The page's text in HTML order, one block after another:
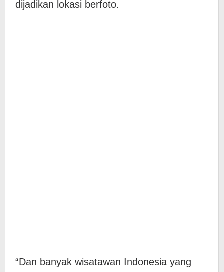
dijadikan lokasi berfoto.
“Dan banyak wisatawan Indonesia yang